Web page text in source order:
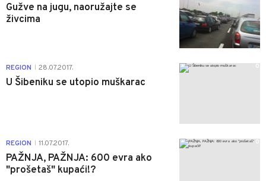
Gužve na jugu, naoružajte se
živcima
REGION 28.07.2017.
U Šibeniku se utopio muškarac
0
REGION 11.07.2017.
PAŽNJA, PAŽNJA: 600 evra ako
"prošetaš" kupaći!?
0